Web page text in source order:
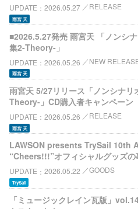
UPDATE 2026.05.27 RELEASE
雨宮 天
■2026.5.27発売 雨宮天 「ノンシ
集2-Theory-」
UPDATE 2026.05.26 NEW
雨宮 天
雨宮天 5/27リリース「ノンシナ
Theory-」CD購入者キャンペーン
UPDATE 2026.05.26 RELEASE
雨宮 天
LAWSON presents TrySail 10th
“Cheers!!!”オフィシャルグッズの
UPDATE 2026.05.22 GOODS
TrySail
「ミュージックレイン瓦版」